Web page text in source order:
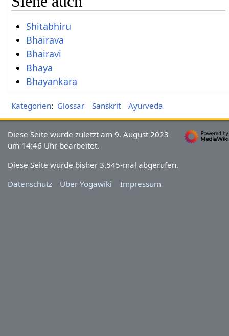
Shitabhiru
Bhairava
Bhairavi
Bhaya
Bhayankara
Kategorien: Glossar Sanskrit Ayurveda
Diese Seite wurde zuletzt am 9. August 2023
um 14:46 Uhr bearbeitet.
Diese Seite wurde bisher 3.545-mal abgerufen.
Datenschutz
Über Yogawiki Impressum